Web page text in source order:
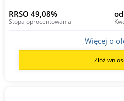
RRSO 49,08%
Stopa oprocentowania
Więcej o
Złóż